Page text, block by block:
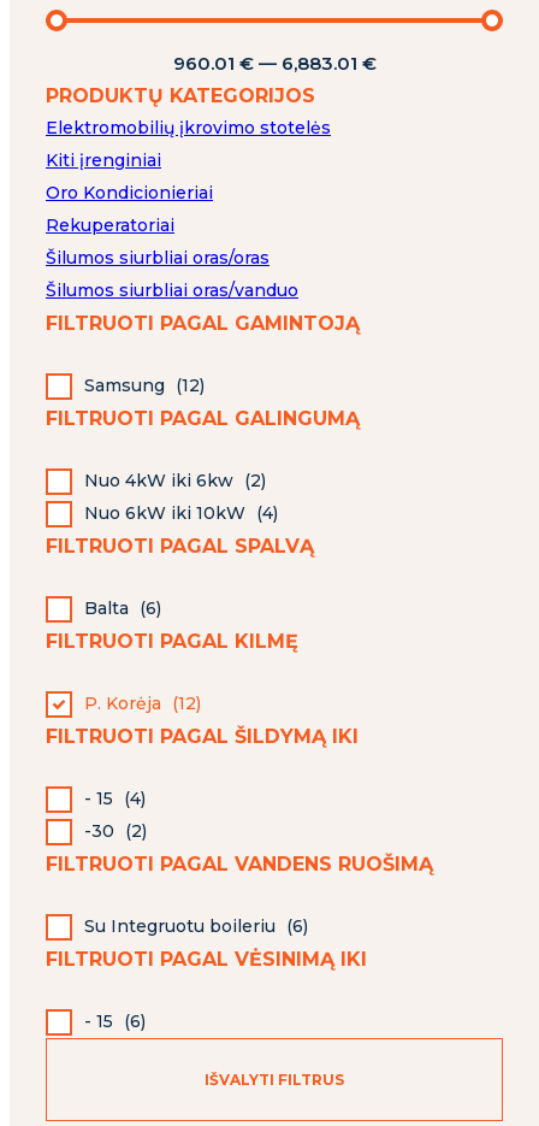
960.01 €— 6,883.01 €
PRODUKTŲ KATEGORIJOS
Elektromobilių įkrovimo stotelės
Kiti įrenginiai
Oro Kondicionieriai
Rekuperatoriai
Šilumos siurbliai oras/oras
Šilumos siurbliai oras/vanduo
FILTRUOTI PAGAL GAMINTOJĄ
Samsung (12)
FILTRUOTI PAGAL GALINGUMĄ
Nuo 4kW iki 6kw (2)
Nuo 6kW iki 10kW (4)
FILTRUOTI PAGAL SPALVĄ
Balta (6)
FILTRUOTI PAGAL KILMĘ
P. Korėja (12)
FILTRUOTI PAGAL ŠILDYMĄ IKI
- 15 (4)
-30
(2)
FILTRUOTI PAGAL VANDENS RUOŠIMĄ
Su Integruotu boileriu (6)
FILTRUOTI PAGAL VĖSINIMĄ IKI
- 15 (6)
IŠVALYTI FILTRUS